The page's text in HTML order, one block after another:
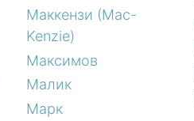
Маккензи (Mac-
Kenzie)
Максимов
Малик
Марк